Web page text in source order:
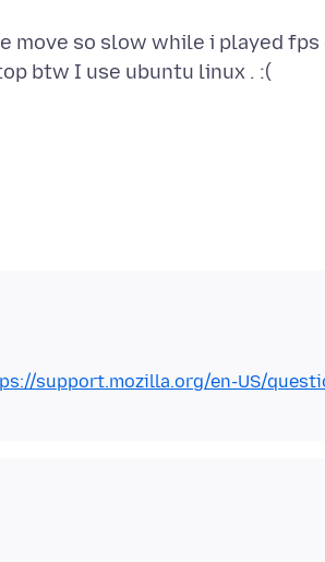
move so slow while i played
support.mozilla.org/en-US/